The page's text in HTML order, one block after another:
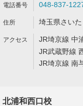
048-837-
埼玉県さい
JR埼京線 中
JR武蔵野線
JR埼京線 南
北浦和西口校